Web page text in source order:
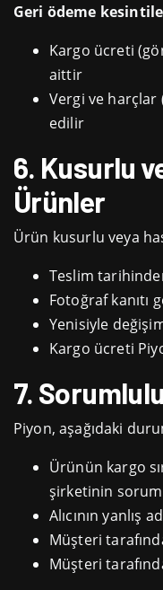
Geri ödeme
Kargo ücreti
aittir
Vergi ve harçlar
edilir
6. Kusurlu
Ürünler
Ürün kusurlu veya
Teslim
Fotoğraf kanıtı
Yenisiyle
Kargo ücreti
7.
Piyon, aşağıdaki
Ürünün kargo
şirketinin
Alıcının yanlış
Müşteri
Müşteri